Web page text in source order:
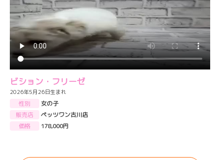
ビション・フリーゼ
2026年5月26日生まれ
性別
女の子
販売店
ペッツワン古川店
価格
178,000円